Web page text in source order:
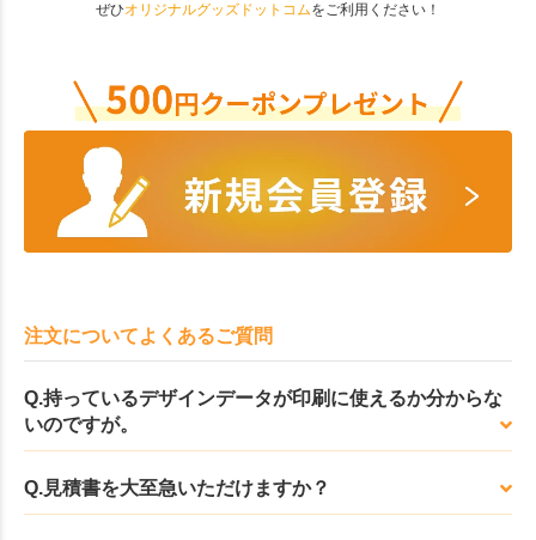
ぜひオリジナルグッズドットコムをご利用ください！
注文についてよくあるご質問
Q.持っているデザインデータが印刷に使えるか分からな
いのですが。
Q.見積書を大至急いただけますか？